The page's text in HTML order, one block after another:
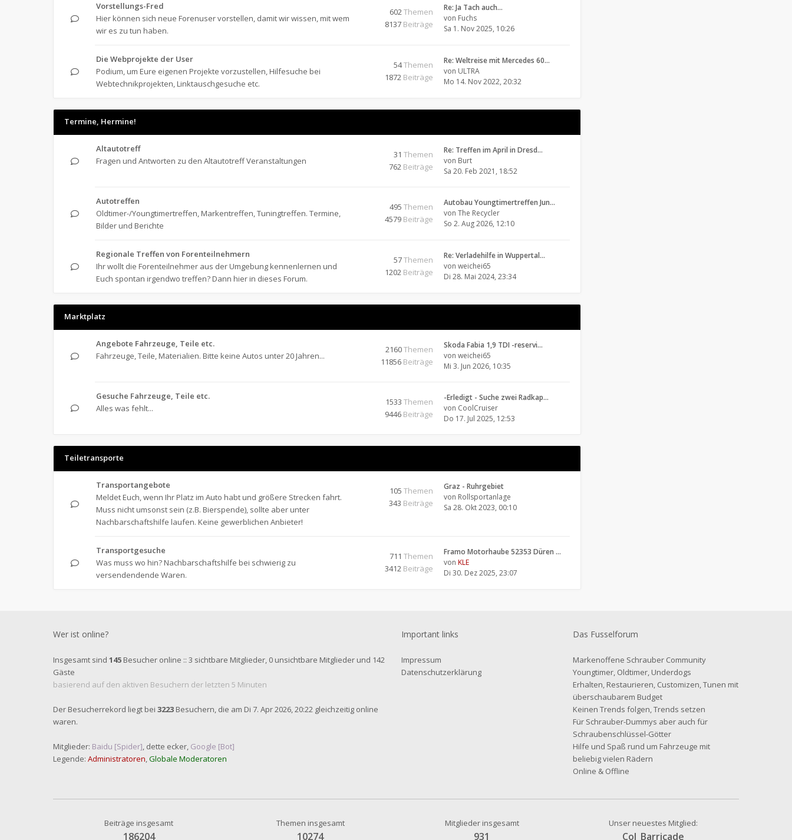
Vorstellungs-Fred
Hier können sich neue Forenuser vorstellen, damit wir wissen, mit wem
wir es zu tun haben.
602Themen
8137 Beiträge
Re: Ja Tach auch...
von Fuchs
Sa 1. Nov 2025, 10:26
Die Webprojekte der User
Podium, um Eure eigenen Projekte vorzustellen, Hilfesuche bei
Webtechnikprojekten, Linktauschgesuche etc.
54Themen
1872 Beiträge
Re: Weltreise mit Mercedes 60…
von ULTRA
Mo 14. Nov 2022, 20:32
Termine, Hermine!
Altautotreff
Fragen und Antworten zu den Altautotreff Veranstaltungen
31 Themen
762 Beiträge
Re: Treffen im April in Dresd…
von Burt
Sa 20. Feb 2021, 18:52
Autotreffen
Oldtimer-/Youngtimertreffen, Markentreffen, Tuningtreffen. Termine,
Bilder und Berichte
495 Themen
4579 Beiträge
Autobau Youngtimertreffen Jun…
von The Recycler
So 2. Aug 2026, 12:10
Regionale Treffen von Forenteilnehmern
Ihr wollt die Forenteilnehmer aus der Umgebung kennenlernen und
Euch spontan irgendwo treffen? Dann hier in dieses Forum.
57Themen
1202 Beiträge
Re: Verladehilfe in Wuppertal…
von weichei65
Di 28. Mai 2024, 23:34
Marktplatz
Angebote Fahrzeuge, Teile etc.
Fahrzeuge, Teile, Materialien. Bitte keine Autos unter 20 Jahren...
2160Themen
11856 Beiträge
Skoda Fabia 1,9 TDI -reservi…
von weichei65
Mi 3. Jun 2026, 10:35
Gesuche Fahrzeuge, Teile etc.
Alles was fehlt...
1533 Themen
9446 Beiträge
-Erledigt - Suche zwei Radkap…
von CoolCruiser
Do 17. Jul 2025, 12:53
Teiletransporte
Transportangebote
Meldet Euch, wenn Ihr Platz im Auto habt und größere Strecken fahrt.
Muss nicht umsonst sein (z.B. Bierspende), sollte aber unter
Nachbarschaftshilfe laufen. Keine gewerblichen Anbieter!
105 Themen
343 Beiträge
Graz - Ruhrgebiet
von Rollsportanlage
Sa 28. Okt 2023, 00:10
Transportgesuche
Was muss wo hin? Nachbarschaftshilfe bei schwierig zu
versendendende Waren.
711 Themen
3412 Beiträge
Framo Motorhaube 52353 Düren …
von KLE
Di 30. Dez 2025, 23:07
Wer ist online?
Insgesamt sind 145 Besucher online :: 3 sichtbare Mitglieder, 0 unsichtbare Mitglieder und 142
Gäste
basierend auf den aktiven Besuchern der letzten 5 Minuten
Der Besucherrekord liegt bei 3223 Besuchern, die am Di 7. Apr 2026, 20:22 gleichzeitig online
waren.
Mitglieder: Baidu [Spider], dette ecker, Google [Bot]
Legende: Administratoren,Globale Moderatoren
Important links
Impressum
Datenschutzerklärung
Das Fusselforum
Markenoffene Schrauber Community
Youngtimer, Oldtimer, Underdogs
Erhalten, Restaurieren, Customizen, Tunen mit
überschaubarem Budget
Keinen Trends folgen, Trends setzen
Für Schrauber-Dummys aber auch für
Schraubenschlüssel-Götter
Hilfe und Spaß rund um Fahrzeuge mit
beliebig vielen Rädern
Online & Offline
Beiträge insgesamt
186204
Themen insgesamt
10274
Mitglieder insgesamt
931
Unser neuestes Mitglied:
Col_Barricade